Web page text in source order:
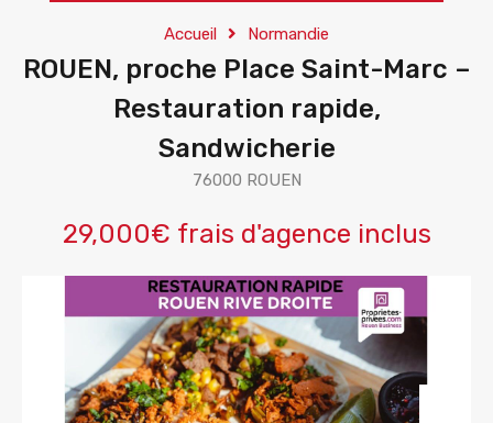
Accueil Normandie
ROUEN, proche Place Saint-Marc –
Restauration rapide,
Sandwicherie
76000 ROUEN
29,000€ frais d'agence inclus